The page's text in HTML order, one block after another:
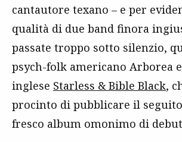
cantautore texano – e per
qualità di due band finora
passate troppo sotto silenzio,
psych-folk americano Arborea
inglese Starless & Bible Black,
procinto di pubblicare il
fresco album omonimo di